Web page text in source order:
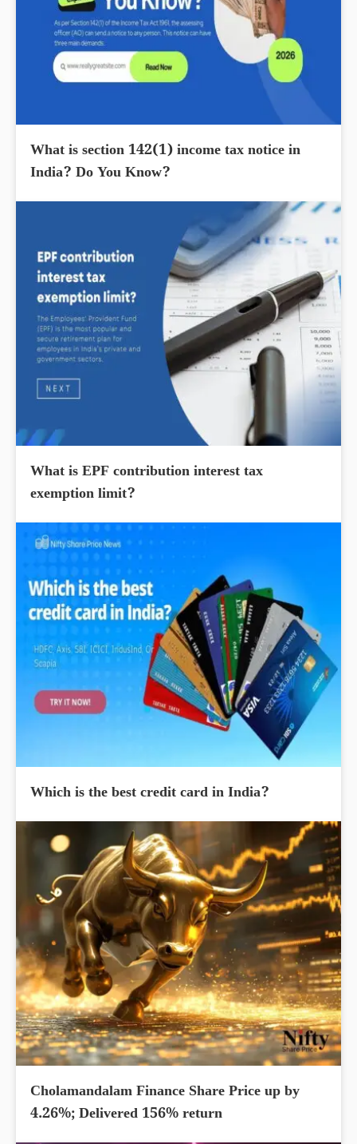
What is section 142(1) income tax notice in
India? Do You Know?
What is EPF contribution interest tax
exemption limit?
Which is the best credit card in India?
Cholamandalam Finance Share Price up by
4.26%; Delivered 156% return